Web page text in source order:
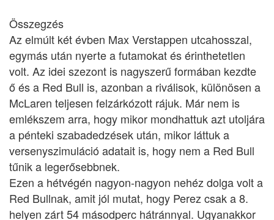
Összegzés
Az elmúlt két évben Max Verstappen utcahosszal,
egymás után nyerte a futamokat és érinthetetlen
volt. Az idei szezont is nagyszerű formában kezdte
ő és a Red Bull is, azonban a riválisok, különösen a
McLaren teljesen felzárkózott rájuk. Már nem is
emlékszem arra, hogy mikor mondhattuk azt utoljára
a pénteki szabadedzések után, mikor láttuk a
versenyszimuláció adatait is, hogy nem a Red Bull
tűnik a legerősebbnek.
Ezen a hétvégén nagyon-nagyon nehéz dolga volt a
Red Bullnak, amit jól mutat, hogy Perez csak a 8.
helyen zárt 54 másodperc hátránnyal. Ugyanakkor